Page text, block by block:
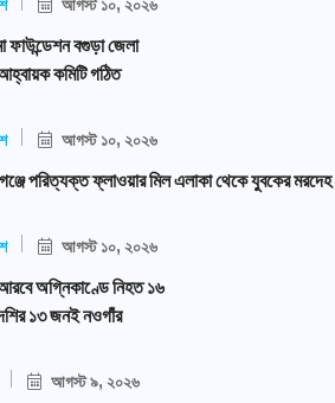
আগস্ট ১০, ২০২৬
ফাউন্ডেশন বগুড়া জেলা
কমিটি গঠিত
আগস্ট ১০, ২০২৬
পরিত্যক্ত ফ্লাওয়ার মিল এলাকা থেকে যুবকের
আগস্ট ১০, ২০২৬
অগ্নিকাণ্ডে নিহত ১৬
১৩ জনই নওগাঁর
আগস্ট ৯, ২০২৬